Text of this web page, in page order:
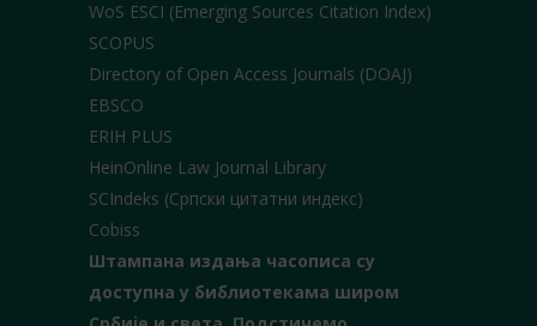
WoS ESCI (Emerging Sources Citation Index)
SCOPUS
Directory of Open Access Journals (DOAJ)
EBSCO
ERIH PLUS
HeinOnline Law Journal Library
SCIndeks (Српски цитатни индекс)
Cobiss
Штампана издања часописа су
доступна у библиотекама широм